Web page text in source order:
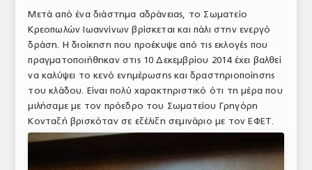
ΣΦΑΓΕΙΑ
ΠΡΩΤΕΣ ΥΛΕΣ
ΕΞΟΠΛΙΣΜΟΣ
ΥΠΗΡΕΣΙΕΣ
ΕΜΠΟΡΙΚΟΙ ΑΝΤΙΠΡΟΣΩΠΟΙ
Μετά από ένα διάστημα αδράνειας, το Σωματείο
Κρεοπωλών Ιωαννίνων βρίσκεται και πάλι στην ενεργό
δράση. Η διοίκηση που προέκυψε από τις εκλογές που
πραγματοποιήθηκαν στις 10 Δεκεμβρίου 2014 έχει βαλθεί
να καλύψει το κενό ενημέρωσης και δραστηριοποίησης
του κλάδου. Είναι πολύ χαρακτηριστικό ότι τη μέρα που
μιλήσαμε με τον πρόεδρο του Σωματείου Γρηγόρη
Κονταξή βρισκόταν σε εξέλιξη σεμινάριο με τον ΕΦΕΤ.